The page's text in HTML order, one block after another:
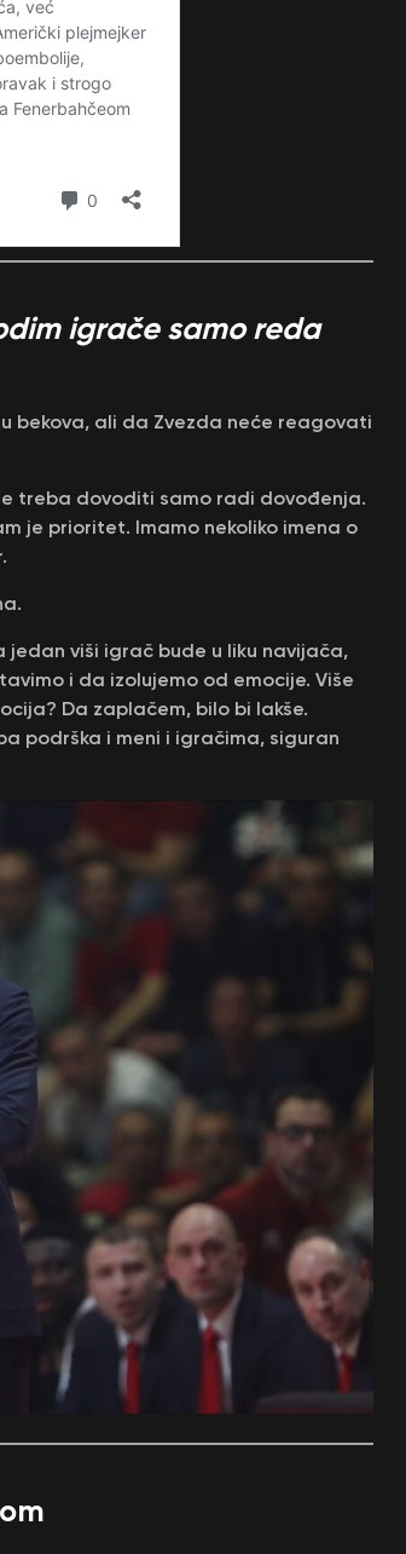
igrače samo reda
bekova, ali da Zvezda neće reagovati
treba dovoditi samo radi dovođenja.
je prioritet. Imamo nekoliko imena o
viši igrač bude u liku navijača,
i da izolujemo od emocije. Više
Da zaplačem, bilo bi lakše.
podrška i meni i igračima, siguran